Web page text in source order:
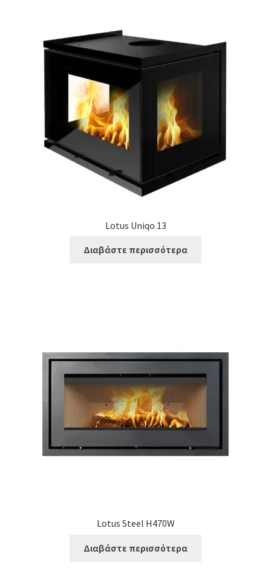
Lotus Uniqo 13
Διαβάστε περισσότερα
Lotus Steel H470W
Διαβάστε περισσότερα